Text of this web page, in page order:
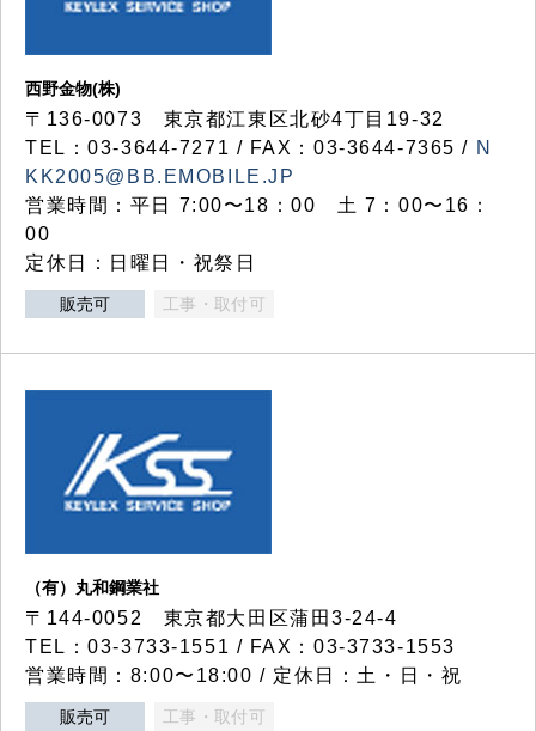
西野金物(株)
〒136-0073 東京都江東区北砂4丁目19-32
TEL：03‐3644‐7271 / FAX：03-3644-7365 / N
KK2005@BB.EMOBILE.JP
営業時間：平日 7:00〜18：00 土 7：00〜16：
00
定休日：日曜日・祝祭日
販売可 工事・取付可
（有）丸和鋼業社
〒144-0052 東京都大田区蒲田3-24-4
TEL：03-3733-1551 / FAX：03-3733-1553
営業時間：8:00〜18:00 / 定休日：土・日・祝
販売可 工事・取付可